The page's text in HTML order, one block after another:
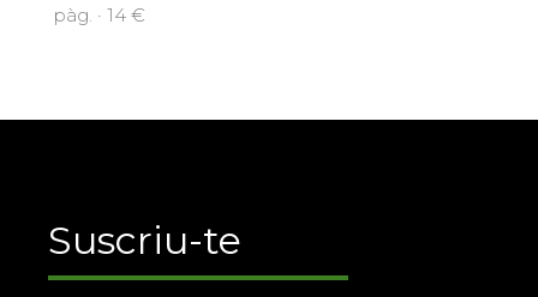
pàg. · 14 €
Suscriu-te